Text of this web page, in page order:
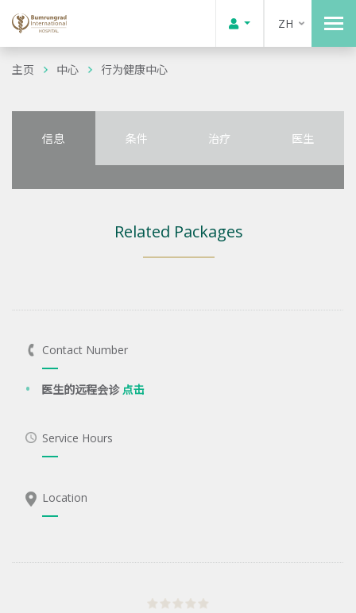
ZH
主页 中心 行为健康中心
信息 条件 治疗 医生
Related Packages
Contact Number
医生的远程会诊点击
Service Hours
Location